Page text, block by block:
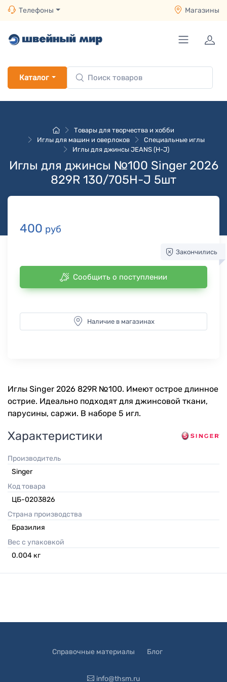
Телефоны Магазины
Каталог
Товары для творчества и хобби
Иглы для машин и оверлоков
Специальные иглы
Иглы для джинсы JEANS (H-J)
Иглы для джинсы №100 Singer 2026
829R 130/705H-J 5шт
400 руб
Закончились
Сообщить о поступлении
Наличие в магазинах
Иглы Singer 2026 829R №100. Имеют острое длинное
острие. Идеально подходят для джинсовой ткани,
парусины, саржи. В наборе 5 игл.
Характеристики
Производитель
Singer
Код товара
ЦБ-0203826
Страна производства
Бразилия
Вес с упаковкой
0.004 кг
Справочные материалы Блог
info@thsm.ru